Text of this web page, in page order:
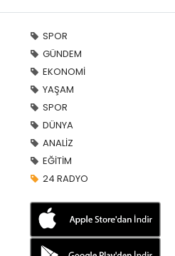
SPOR
GÜNDEM
EKONOMİ
YAŞAM
SPOR
DÜNYA
ANALİZ
EĞİTİM
24 RADYO